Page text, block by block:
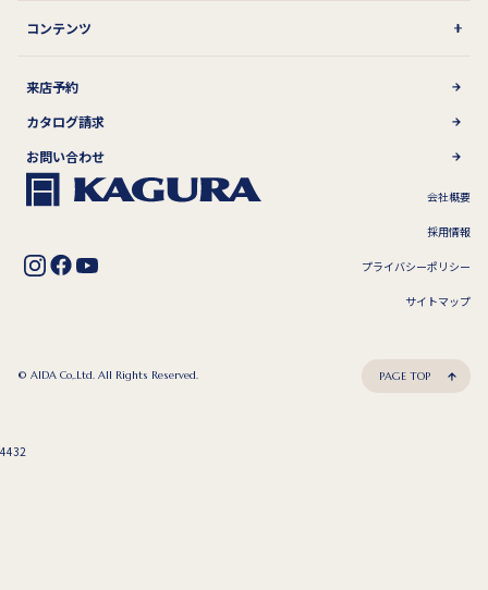
コンテンツ
来店予約
カタログ請求
お問い合わせ
会社概要
採用情報
プライバシーポリシー
サイトマップ
© AIDA Co,.Ltd. All Rights Reserved. PAGE TOP
4432